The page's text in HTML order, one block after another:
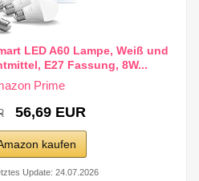
LED A60 Lampe, Weiß und
E27 Fassung, 8W...
56,69 EUR
kaufen
Update: 24.07.2026